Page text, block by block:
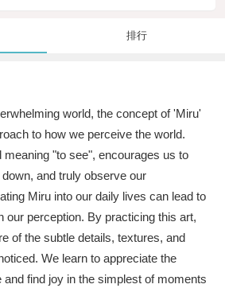
排行
world, the concept of 'Miru'
to how we perceive the world.
"to see", encourages us to
and truly observe our
Miru into our daily lives can lead to
our perception. By practicing this art,
of the subtle details, textures, and
We learn to appreciate the
and find joy in the simplest of moments